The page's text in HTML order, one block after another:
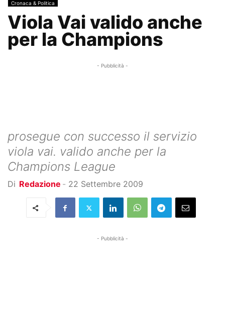
Cronaca & Politica
Viola Vai valido anche
per la Champions
- Pubblicità -
prosegue con successo il servizio
viola vai. valido anche per la
Champions League
Di Redazione - 22 Settembre 2009
- Pubblicità -